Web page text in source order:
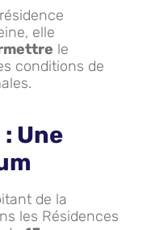
elle
le
conditions de
Une
de la
les Résidences